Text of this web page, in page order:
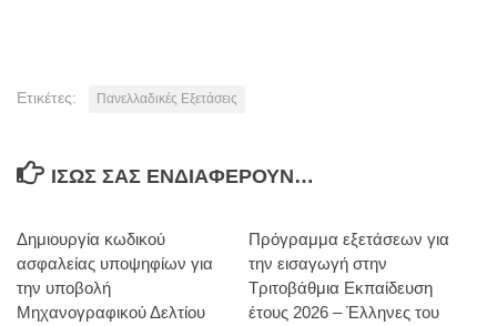
Ετικέτες: Πανελλαδικές Εξετάσεις
ΊΣΩΣ ΣΑΣ ΕΝΔΙΑΦΈΡΟΥΝ…
Δημιουργία κωδικού
ασφαλείας υποψηφίων για
την υποβολή
Μηχανογραφικού Δελτίου
Πρόγραμμα εξετάσεων για
την εισαγωγή στην
Τριτοβάθμια Εκπαίδευση
έτους 2026 – Έλληνες του